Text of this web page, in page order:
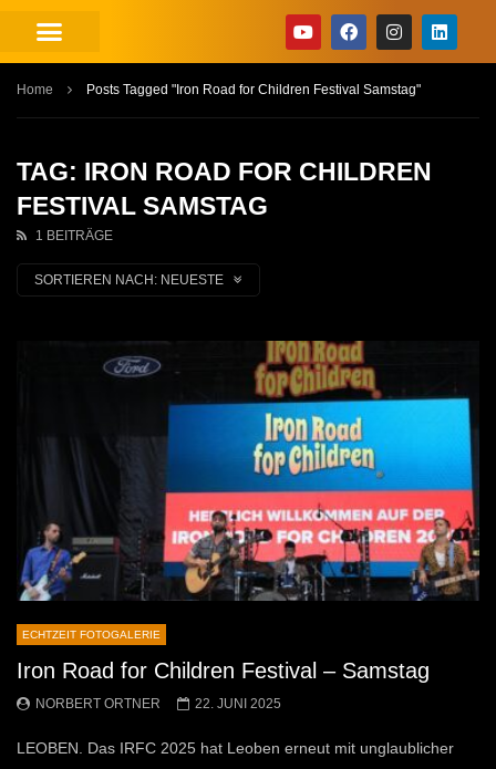
Home Posts Tagged "Iron Road for Children Festival Samstag"
TAG: IRON ROAD FOR CHILDREN
FESTIVAL SAMSTAG
1 BEITRÄGE
SORTIEREN NACH: NEUESTE
ECHTZEIT FOTOGALERIE
Iron Road for Children Festival – Samstag
NORBERT ORTNER 22. JUNI 2025
LEOBEN. Das IRFC 2025 hat Leoben erneut mit unglaublicher